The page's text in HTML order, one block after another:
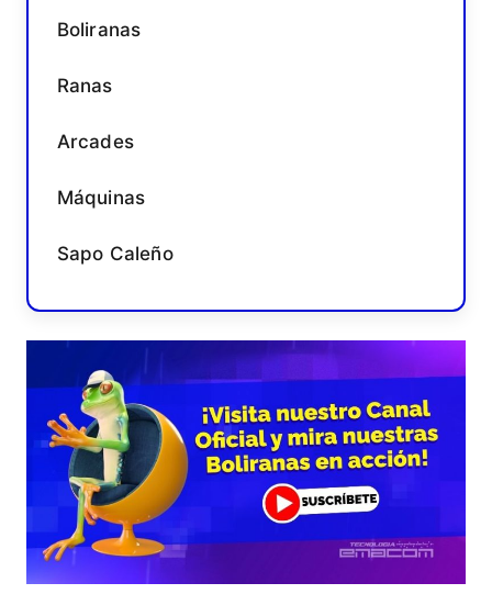
Boliranas
Ranas
Arcades
Máquinas
Sapo Caleño